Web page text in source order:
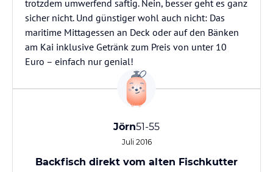
trotzdem umwerfend saftig. Nein, besser geht es ganz
sicher nicht. Und günstiger wohl auch nicht: Das
maritime Mittagessen an Deck oder auf den Bänken
am Kai inklusive Getränk zum Preis von unter 10
Euro – einfach nur genial!
Jörn51-55
Juli 2016
Backfisch direkt vom alten Fischkutter